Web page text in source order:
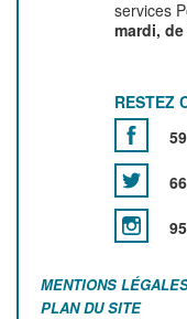
services
mardi,
RESTEZ
MENTIONS
PLAN DU SITE